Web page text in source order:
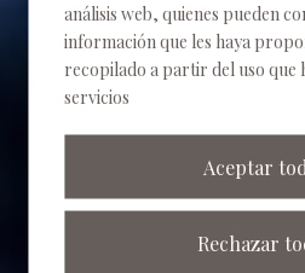
análisis web, quienes pueden
información que les haya
recopilado a partir del uso que
servicios
Aceptar
Rechazar